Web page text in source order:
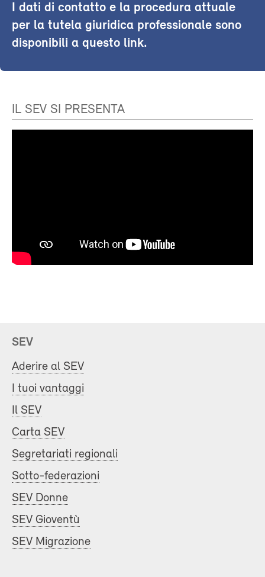
I dati di contatto e la procedura attuale
per la tutela giuridica professionale sono
disponibili a questo link.
IL SEV SI PRESENTA
SEV
Aderire al SEV
I tuoi vantaggi
Il SEV
Carta SEV
Segretariati regionali
Sotto-federazioni
SEV Donne
SEV Gioventù
SEV Migrazione